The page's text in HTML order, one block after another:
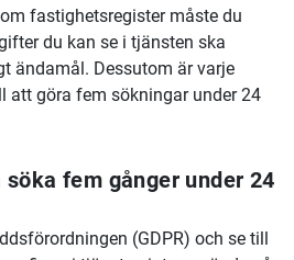
fastighetsregister måste du
du kan se i tjänsten ska
ändamål. Dessutom är varje
att göra fem sökningar under 24
fem gånger under 24
(GDPR) och se till